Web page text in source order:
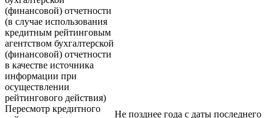
(финансовой) отчетности
(в случае использования
кредитным рейтинговым
агентством бухгалтерской
(финансовой) отчетности
в качестве источника
информации при
осуществлении
рейтингового действия)
Пересмотр кредитного
Не позднее года с даты последнего